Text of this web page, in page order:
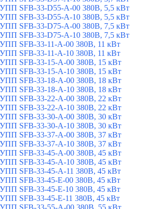
УПП SFB-33-D55-A-00 380В, 5,5 кВт
УПП SFB-33-D55-A-10 380В, 5,5 кВт
УПП SFB-33-D75-A-00 380В, 7,5 кВт
УПП SFB-33-D75-A-10 380В, 7,5 кВт
УПП SFB-33-11-A-00 380В, 11 кВт
УПП SFB-33-11-A-10 380В, 11 кВт
УПП SFB-33-15-A-00 380В, 15 кВт
УПП SFB-33-15-A-10 380В, 15 кВт
УПП SFB-33-18-A-00 380В, 18 кВт
УПП SFB-33-18-A-10 380В, 18 кВт
УПП SFB-33-22-A-00 380В, 22 кВт
УПП SFB-33-22-A-10 380В, 22 кВт
УПП SFB-33-30-A-00 380В, 30 кВт
УПП SFB-33-30-A-10 380В, 30 кВт
УПП SFB-33-37-A-00 380В, 37 кВт
УПП SFB-33-37-A-10 380В, 37 кВт
УПП SFB-33-45-A-00 380В, 45 кВт
УПП SFB-33-45-A-10 380В, 45 кВт
УПП SFB-33-45-A-11 380В, 45 кВт
УПП SFB-33-45-E-00 380В, 45 кВт
УПП SFB-33-45-E-10 380В, 45 кВт
УПП SFB-33-45-E-11 380В, 45 кВт